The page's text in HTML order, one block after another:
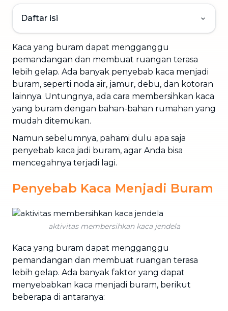
Daftar isi
Kaca yang buram dapat mengganggu
pemandangan dan membuat ruangan terasa
lebih gelap. Ada banyak penyebab kaca menjadi
buram, seperti noda air, jamur, debu, dan kotoran
lainnya. Untungnya, ada cara membersihkan kaca
yang buram dengan bahan-bahan rumahan yang
mudah ditemukan.
Namun sebelumnya, pahami dulu apa saja
penyebab kaca jadi buram, agar Anda bisa
mencegahnya terjadi lagi.
Penyebab Kaca Menjadi Buram
aktivitas membersihkan kaca jendela
Kaca yang buram dapat mengganggu
pemandangan dan membuat ruangan terasa
lebih gelap. Ada banyak faktor yang dapat
menyebabkan kaca menjadi buram, berikut
beberapa di antaranya: